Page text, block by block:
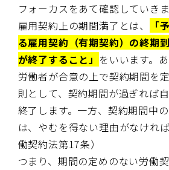
フォーカスをあて確認していきま
雇用契約上の期間満了とは、
「
る雇用契約（有期契約）の終期
が終了すること」 をいいます。
労働者が合意の上で契約期間を
則として、契約期間が過ぎれば
終了します。一方、契約期間中
は、やむを得ない理由がなけれ
働契約法第17条）
つまり、期間の定めのない労働